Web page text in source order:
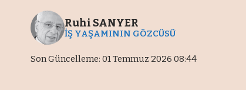
Son Güncelleme: 01 Temmuz 2026 08:44
Ruhi SANYER
İŞ YAŞAMININ GÖZCÜSÜ